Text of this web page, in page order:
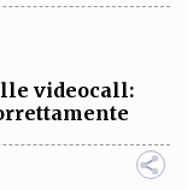
videocall: